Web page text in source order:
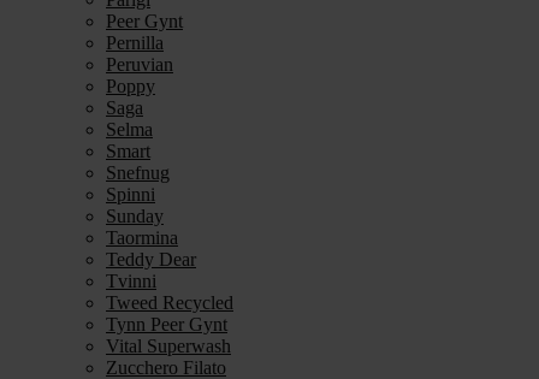
Peer Gynt
Pernilla
Peruvian
Poppy
Saga
Selma
Smart
Snefnug
Spinni
Sunday
Taormina
Teddy Dear
Tvinni
Tweed Recycled
Tynn Peer Gynt
Vital Superwash
Zucchero Filato